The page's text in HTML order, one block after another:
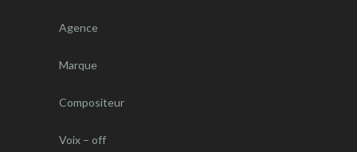
Agence
Marque
Compositeur
Voix – off